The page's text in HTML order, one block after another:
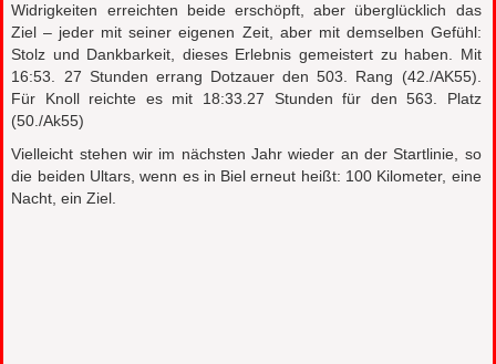
Widrigkeiten erreichten beide erschöpft, aber überglücklich das
Ziel – jeder mit seiner eigenen Zeit, aber mit demselben Gefühl:
Stolz und Dankbarkeit, dieses Erlebnis gemeistert zu haben. Mit
16:53. 27 Stunden errang Dotzauer den 503. Rang (42./AK55).
Für Knoll reichte es mit 18:33.27 Stunden für den 563. Platz
(50./Ak55)
Vielleicht stehen wir im nächsten Jahr wieder an der Startlinie, so
die beiden Ultars, wenn es in Biel erneut heißt: 100 Kilometer, eine
Nacht, ein Ziel.